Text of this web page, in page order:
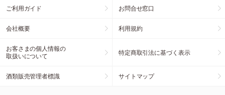
ご利用ガイド お問合せ窓口
会社概要 利用規約
お客さまの個人情報の
取扱いについて
特定商取引法に基づく表示
酒類販売管理者標識 サイトマップ